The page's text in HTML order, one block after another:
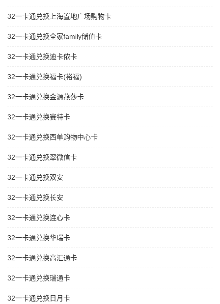
32一卡通兑换上海置地广场购物卡
32一卡通兑换全家family储值卡
32一卡通兑换迪卡侬卡
32一卡通兑换福卡(裕福)
32一卡通兑换金源燕莎卡
32一卡通兑换赛特卡
32一卡通兑换西单购物中心卡
32一卡通兑换翠微信卡
32一卡通兑换双安
32一卡通兑换长安
32一卡通兑换连心卡
32一卡通兑换华瑞卡
32一卡通兑换高汇通卡
32一卡通兑换瑞通卡
32一卡通兑换日月卡